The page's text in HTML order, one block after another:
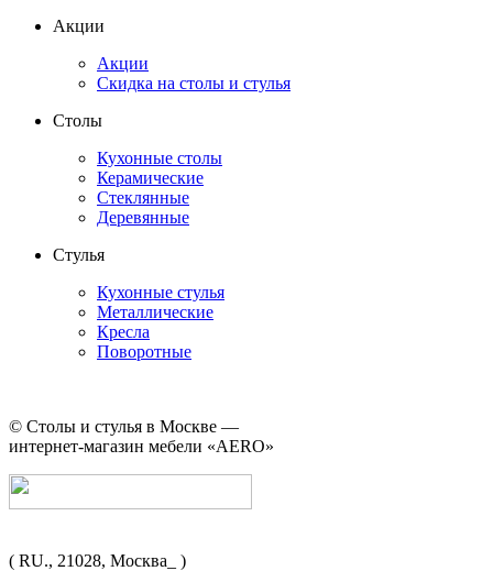
Акции
Акции
Скидка на столы и стулья
Столы
Кухонные столы
Керамические
Стеклянные
Деревянные
Стулья
Кухонные стулья
Металлические
Кресла
Поворотные
© Столы и стулья в Москве —
интернет-магазин мебели «AERO»
( RU., 21028, Москва_ )